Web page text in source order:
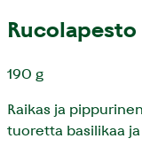
Rucolapesto
190 g
Raikas ja
tuoretta basilikaa